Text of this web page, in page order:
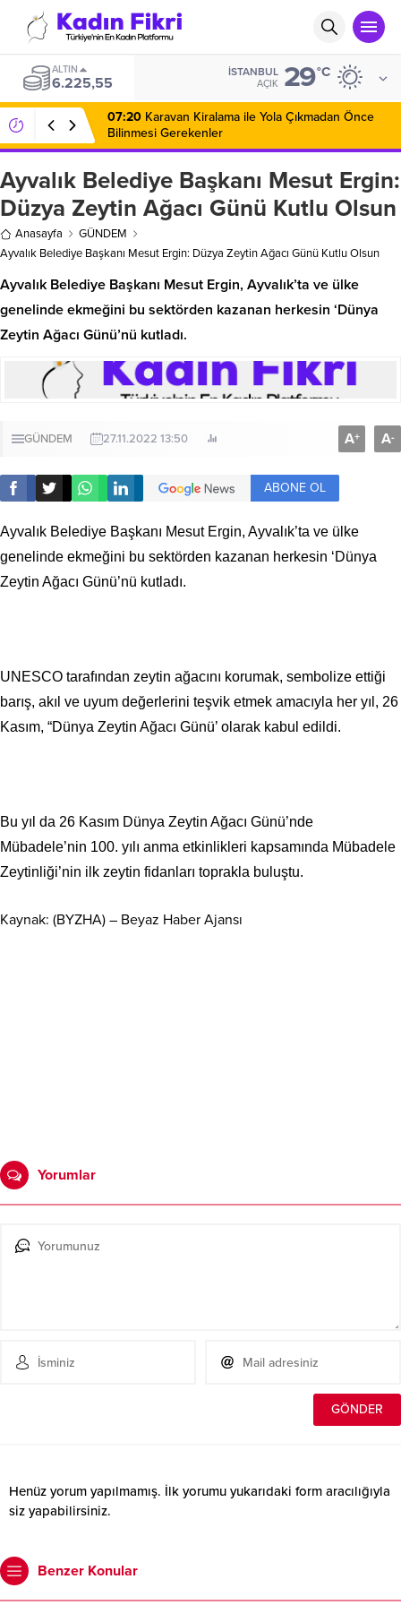
ALTIN
6.225,55
İSTANBUL
AÇIK 29°C
07:20 Karavan Kiralama ile Yola Çıkmadan Önce
Bilinmesi Gerekenler
Ayvalık Belediye Başkanı Mesut Ergin:
Düzya Zeytin Ağacı Günü Kutlu Olsun
Anasayfa
GÜNDEM
Ayvalık Belediye Başkanı Mesut Ergin: Düzya Zeytin Ağacı Günü Kutlu Olsun
Ayvalık Belediye Başkanı Mesut Ergin, Ayvalık’ta ve ülke
genelinde ekmeğini bu sektörden kazanan herkesin ‘Dünya
Zeytin Ağacı Günü’nü kutladı.
GÜNDEM 27.11.2022 13:50 A+ A-
ABONE OL
Ayvalık Belediye Başkanı Mesut Ergin, Ayvalık’ta ve ülke
genelinde ekmeğini bu sektörden kazanan herkesin ‘Dünya
Zeytin Ağacı Günü’nü kutladı.
UNESCO tarafından zeytin ağacını korumak, sembolize ettiği
barış, akıl ve uyum değerlerini teşvik etmek amacıyla her yıl, 26
Kasım, “Dünya Zeytin Ağacı Günü’ olarak kabul edildi.
Bu yıl da 26 Kasım Dünya Zeytin Ağacı Günü’nde
Mübadele’nin 100. yılı anma etkinlikleri kapsamında Mübadele
Zeytinliği’nin ilk zeytin fidanları toprakla buluştu.
Kaynak: (BYZHA) – Beyaz Haber Ajansı
Yorumlar
Henüz yorum yapılmamış. İlk yorumu yukarıdaki form aracılığıyla
siz yapabilirsiniz.
Benzer Konular